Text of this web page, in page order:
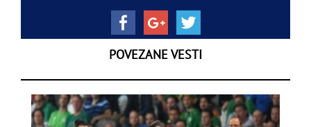
POVEZANE VESTI